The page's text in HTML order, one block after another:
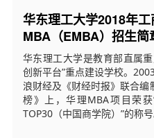
华东理工大学2018年
MBA（EMBA）招生简
华东理工大学是教育部直属
创新平台”重点建设学校。
浪财经及《财经时报》联合
榜》上，华理MBA项目荣
TOP30（中国商学院）”的称号